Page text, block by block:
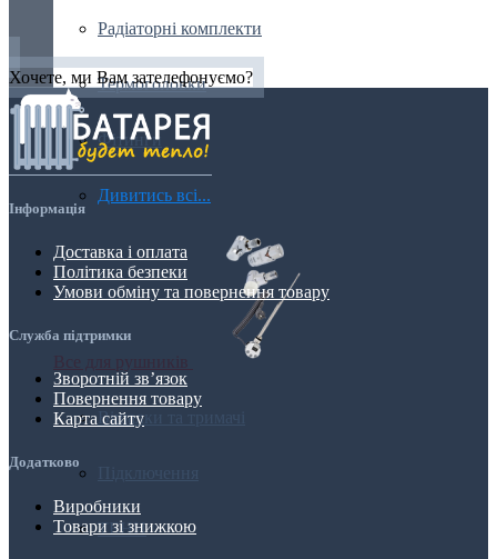
Радіаторні комплекти
Термоголовки
Фітинги
Дивитись всі...
Вішалки та тримачі
ТЕНИ
Хочете, ми Вам зателефонуємо?
Інформація
Доставка і оплата
Політика безпеки
Умови обміну та повернення товару
Служба підтримки
Зворотній зв’язок
Повернення товару
Карта сайту
Додатково
Виробники
Товари зі знижкою